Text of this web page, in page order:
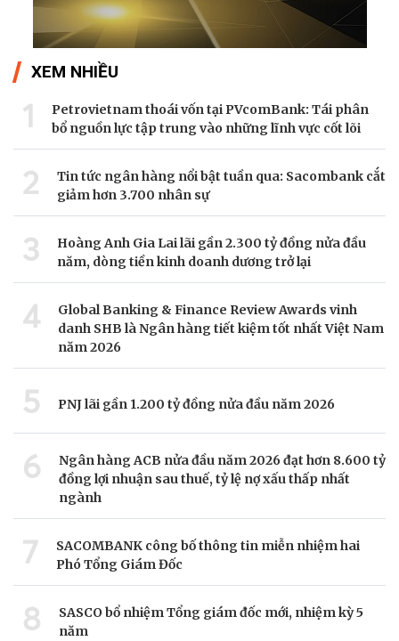
XEM NHIỀU
1
Petrovietnam thoái vốn tại PVcomBank: Tái phân
bổ nguồn lực tập trung vào những lĩnh vực cốt lõi
2
Tin tức ngân hàng nổi bật tuần qua: Sacombank cắt
giảm hơn 3.700 nhân sự
3
Hoàng Anh Gia Lai lãi gần 2.300 tỷ đồng nửa đầu
năm, dòng tiền kinh doanh dương trở lại
4
Global Banking & Finance Review Awards vinh
danh SHB là Ngân hàng tiết kiệm tốt nhất Việt Nam
năm 2026
5 PNJ lãi gần 1.200 tỷ đồng nửa đầu năm 2026
6
Ngân hàng ACB nửa đầu năm 2026 đạt hơn 8.600 tỷ
đồng lợi nhuận sau thuế, tỷ lệ nợ xấu thấp nhất
ngành
7
SACOMBANK công bố thông tin miễn nhiệm hai
Phó Tổng Giám Đốc
8
SASCO bổ nhiệm Tổng giám đốc mới, nhiệm kỳ 5
năm